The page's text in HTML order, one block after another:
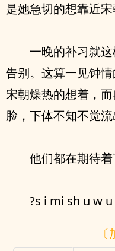
是她急切的想靠近宋
一晚的补习就
告别。这算一见钟
宋朝燥热的想着，
脸，下体不知不觉
他们都在期待着
?s i mi sh u w